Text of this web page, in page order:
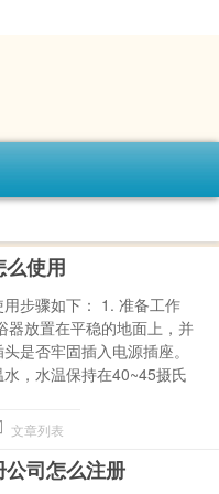
么使用
用步骤如下： 1. 准备工作
器放置在平稳的地面上，并
是否牢固插入电源插座。
，水温保持在40~45摄氏
文章列表
公司怎么注册